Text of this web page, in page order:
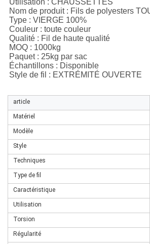
Utilisation : CHAUSSETTES
Nom de produit : Fils de polyesters
Type : VIERGE 100%
Couleur : toute couleur
Qualité : Fil de haute qualité
MOQ : 1000kg
Paquet : 25kg par sac
Échantillons : Disponible
Style de fil : EXTRÉMITÉ OUVERTE
article
Matériel
Modèle
Style
Techniques
Type de fil
Caractéristique
Utilisation
Torsion
Régularité